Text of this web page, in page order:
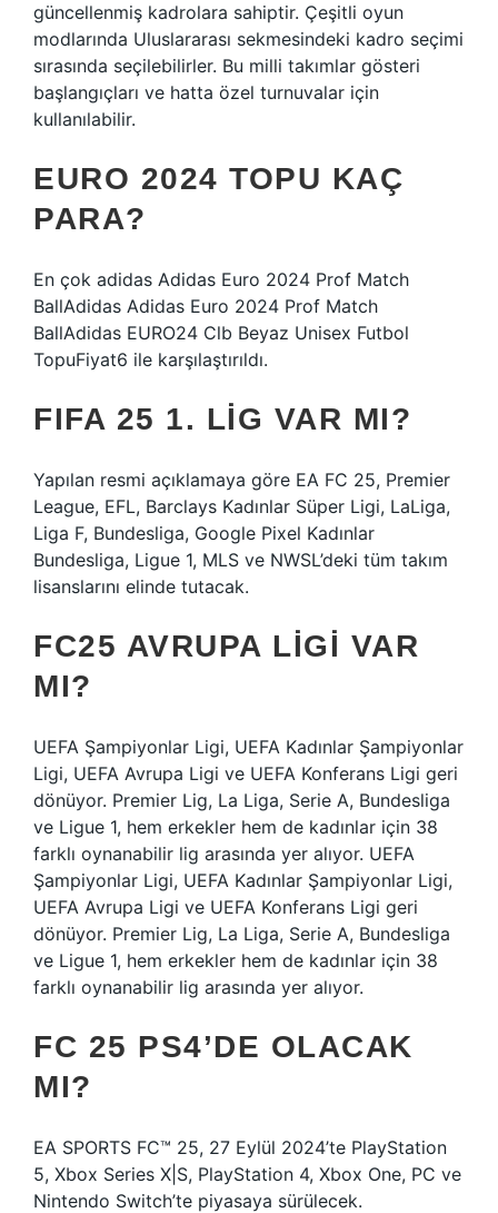
güncellenmiş kadrolara sahiptir. Çeşitli oyun
modlarında Uluslararası sekmesindeki kadro seçimi
sırasında seçilebilirler. Bu milli takımlar gösteri
başlangıçları ve hatta özel turnuvalar için
kullanılabilir.
EURO 2024 TOPU KAÇ
PARA?
En çok adidas Adidas Euro 2024 Prof Match
BallAdidas Adidas Euro 2024 Prof Match
BallAdidas EURO24 Clb Beyaz Unisex Futbol
TopuFiyat6 ile karşılaştırıldı.
FIFA 25 1. LIG VAR MI?
Yapılan resmi açıklamaya göre EA FC 25, Premier
League, EFL, Barclays Kadınlar Süper Ligi, LaLiga,
Liga F, Bundesliga, Google Pixel Kadınlar
Bundesliga, Ligue 1, MLS ve NWSL’deki tüm takım
lisanslarını elinde tutacak.
FC25 AVRUPA LIGI VAR
MI?
UEFA Şampiyonlar Ligi, UEFA Kadınlar Şampiyonlar
Ligi, UEFA Avrupa Ligi ve UEFA Konferans Ligi geri
dönüyor. Premier Lig, La Liga, Serie A, Bundesliga
ve Ligue 1, hem erkekler hem de kadınlar için 38
farklı oynanabilir lig arasında yer alıyor. UEFA
Şampiyonlar Ligi, UEFA Kadınlar Şampiyonlar Ligi,
UEFA Avrupa Ligi ve UEFA Konferans Ligi geri
dönüyor. Premier Lig, La Liga, Serie A, Bundesliga
ve Ligue 1, hem erkekler hem de kadınlar için 38
farklı oynanabilir lig arasında yer alıyor.
FC 25 PS4’DE OLACAK
MI?
EA SPORTS FC™ 25, 27 Eylül 2024’te PlayStation
5, Xbox Series X|S, PlayStation 4, Xbox One, PC ve
Nintendo Switch’te piyasaya sürülecek.